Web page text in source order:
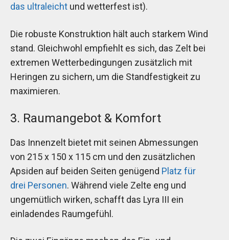
das ultraleicht und wetterfest ist).
Die robuste Konstruktion hält auch starkem Wind
stand. Gleichwohl empfiehlt es sich, das Zelt bei
extremen Wetterbedingungen zusätzlich mit
Heringen zu sichern, um die Standfestigkeit zu
maximieren.
3. Raumangebot & Komfort
Das Innenzelt bietet mit seinen Abmessungen
von 215 x 150 x 115 cm und den zusätzlichen
Apsiden auf beiden Seiten genügend Platz für
drei Personen. Während viele Zelte eng und
ungemütlich wirken, schafft das Lyra III ein
einladendes Raumgefühl.